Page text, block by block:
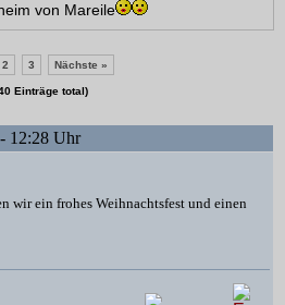
von Mareile
2 3 Nächste »
Einträge total)
12:28 Uhr
wir ein frohes Weihnachtsfest und einen